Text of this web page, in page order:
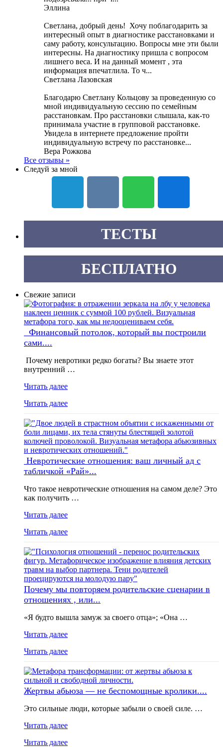
Эллина
Светлана, добрый день! Хочу поблагодарить за
интересный опыт в диагностике расстановками и
саму работу, консультацию. Вопросы мне эти были
интересны. На диагностику пришла с вопросом
лишнего веса. И на данный момент , эта
информация впечатлила. То ч...
Светлана Лазовская
Благодарю Светлану Кольцову за проведенную со
мной индивидуальную сессию по семейным
расстановкам. Про расстановки слышала, как-то
принимала участие в групповой расстановке.
Увидела в интернете предложение пройти
индивидуальную встречу по расстановке...
Вера Рожкова
Все отзывы »
Следуй за мной
ТЕСТЫ
БЕСПЛАТНО
Свежие записи
Финансовый потолок, который вы построили
сами....
Почему невротики редко богаты? Вы знаете этот
внутренний …
Читать далее
Читать далее
Невротические отношения: ваш личный ад с
табличкой «Рай»...
Что такое невротические отношения на самом деле? Это
как получить …
Читать далее
Читать далее
Почему мы повторяем родительские сценарии в
отношениях , или...
«Я будто вышла замуж за своего отца»; «Она …
Читать далее
Читать далее
Жертвы абьюза — не беспомощные кролики....
Это сильные люди, которые забыли о своей силе. …
Читать далее
Читать далее